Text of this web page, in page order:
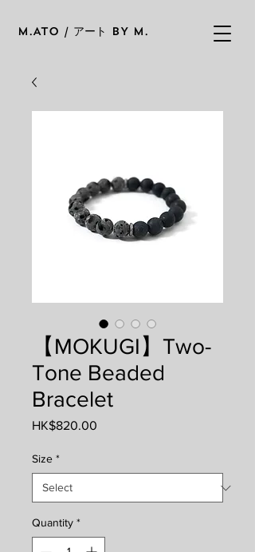
M.ATO / アート BY M.
【MOKUGI】Two-
Tone Beaded
Bracelet
HK$820.00
Size *
Quantity *